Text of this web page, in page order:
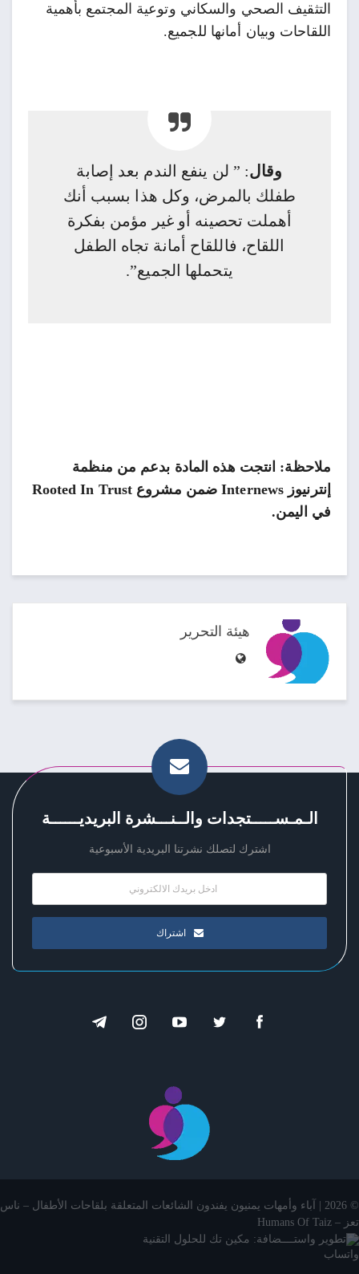
التثقيف الصحي والسكاني وتوعية المجتمع بأهمية
اللقاحات وبيان أمانها للجميع.
وقال: ” لن ينفع الندم بعد إصابة
طفلك بالمرض، وكل هذا بسبب أنك
أهملت تحصينه أو غير مؤمن بفكرة
اللقاح، فاللقاح أمانة تجاه الطفل
يتحملها الجميع”.
ملاحظة: انتجت هذه المادة بدعم من منظمة
إنترنيوز Internews ضمن مشروع Rooted In Trust
في اليمن.
هيئة التحرير
الـمـســـــتجدات والــنـــشرة البريديــــــة
اشترك لتصلك نشرتنا البريدية الأسبوعية
اشتراك
© 2026 | آباء وأمهات يمنيون يفندون الشائعات المتعلقة بلقاحات الأطفال – ناس
تعز – Humans Of Taiz
تطوير واستــــضافة: مكين تك للحلول التقنية